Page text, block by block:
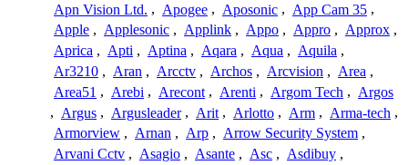
Apn Vision Ltd. , Apogee , Aposonic , App Cam 35 ,
Apple , Applesonic , Applink , Appo , Appro , Approx ,
Aprica , Apti , Aptina , Aqara , Aqua , Aquila ,
Ar3210 , Aran , Arcctv , Archos , Arcvision , Area ,
Area51 , Arebi , Arecont , Arenti , Argom Tech , Argos
, Argus , Argusleader , Arit , Arlotto , Arm , Arma-tech ,
Armorview , Arnan , Arp , Arrow Security System ,
Arvani Cctv , Asagio , Asante , Asc , Asdibuy ,